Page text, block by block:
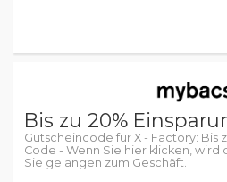
Bis zu 20%
Gutscheincode für X - Factory: Bis
Code - Wenn Sie hier klicken,
Sie gelangen zum Geschäft.